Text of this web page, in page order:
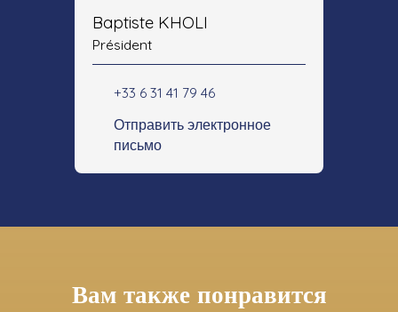
Baptiste KHOLI
Président
+33 6 31 41 79 46
Отправить электронное
письмо
Вам также понравится